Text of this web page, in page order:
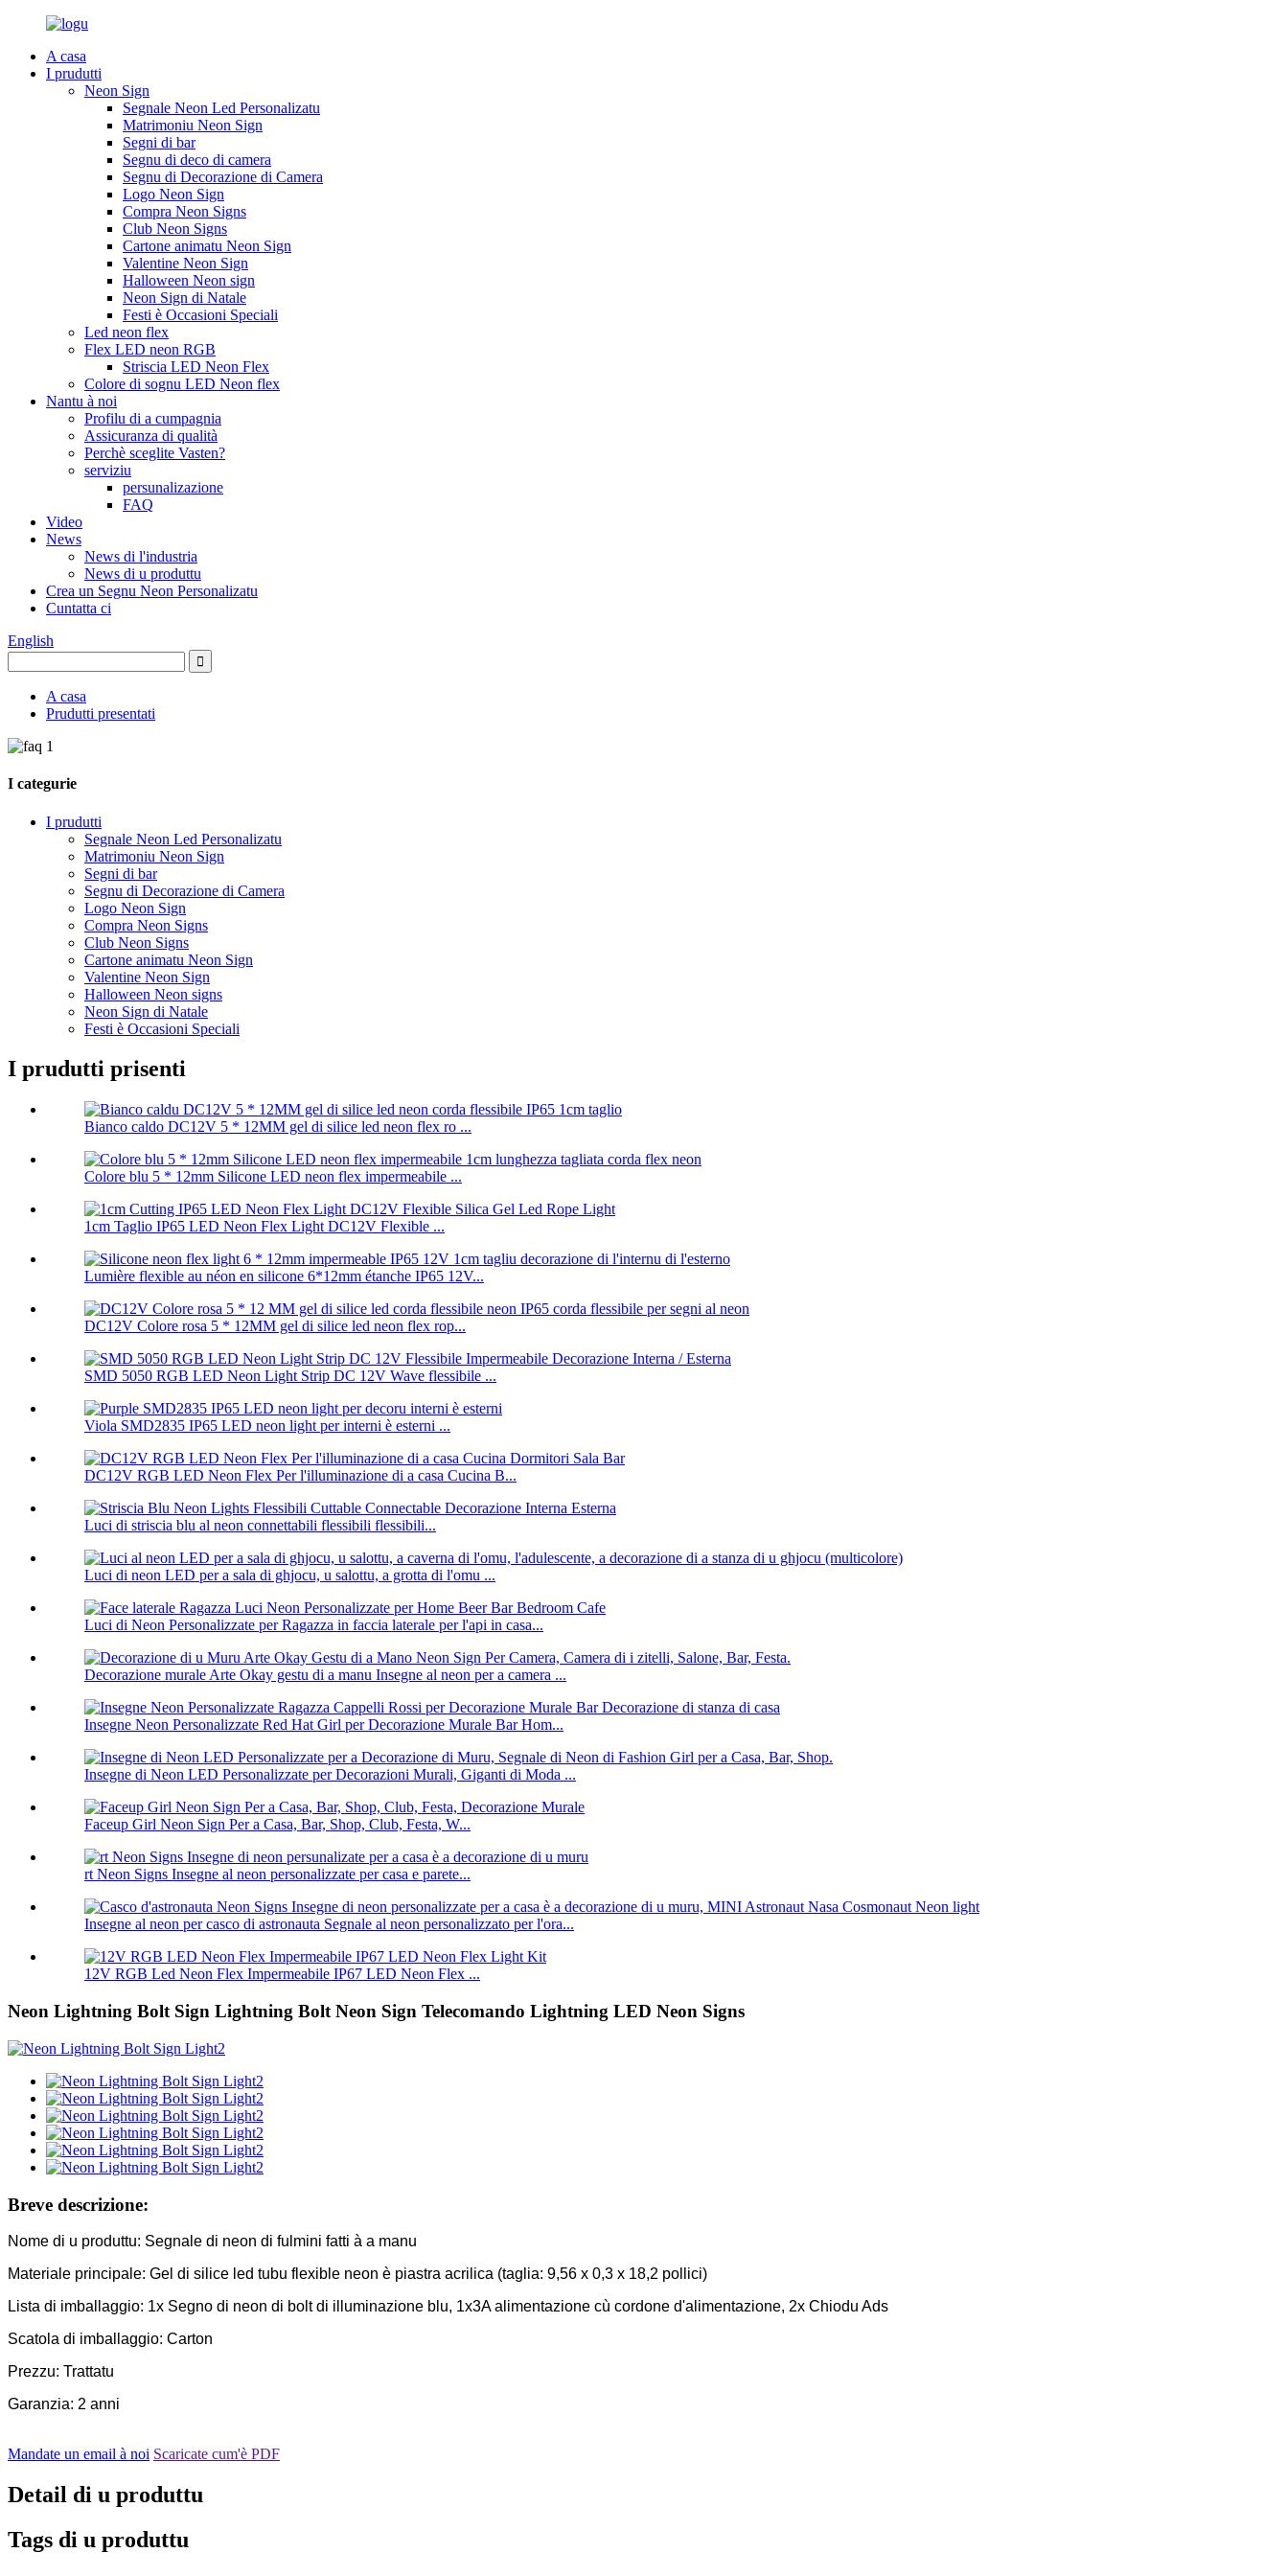
A casa
I prudutti
Neon Sign
Segnale Neon Led Personalizatu
Matrimoniu Neon Sign
Segni di bar
Segnu di deco di camera
Segnu di Decorazione di Camera
Logo Neon Sign
Compra Neon Signs
Club Neon Signs
Cartone animatu Neon Sign
Valentine Neon Sign
Halloween Neon sign
Neon Sign di Natale
Festi è Occasioni Speciali
Led neon flex
Flex LED neon RGB
Striscia LED Neon Flex
Colore di sognu LED Neon flex
Nantu à noi
Profilu di a cumpagnia
Assicuranza di qualità
Perchè sceglite Vasten?
serviziu
persunalizazione
FAQ
Video
News
News di l'industria
News di u produttu
Crea un Segnu Neon Personalizatu
Cuntatta ci
English
A casa
Prudutti presentati
I categurie
I prudutti
Segnale Neon Led Personalizatu
Matrimoniu Neon Sign
Segni di bar
Segnu di Decorazione di Camera
Logo Neon Sign
Compra Neon Signs
Club Neon Signs
Cartone animatu Neon Sign
Valentine Neon Sign
Halloween Neon signs
Neon Sign di Natale
Festi è Occasioni Speciali
I prudutti prisenti
Bianco caldo DC12V 5 * 12MM gel di silice led neon flex ro ...
Colore blu 5 * 12mm Silicone LED neon flex impermeabile ...
1cm Taglio IP65 LED Neon Flex Light DC12V Flexible ...
Lumière flexible au néon en silicone 6*12mm étanche IP65 12V...
DC12V Colore rosa 5 * 12MM gel di silice led neon flex rop...
SMD 5050 RGB LED Neon Light Strip DC 12V Wave flessibile ...
Viola SMD2835 IP65 LED neon light per interni è esterni ...
DC12V RGB LED Neon Flex Per l'illuminazione di a casa Cucina B...
Luci di striscia blu al neon connettabili flessibili flessibili...
Luci di neon LED per a sala di ghjocu, u salottu, a grotta di l'omu ...
Luci di Neon Personalizzate per Ragazza in faccia laterale per l'api in casa...
Decorazione murale Arte Okay gestu di a manu Insegne al neon per a camera ...
Insegne Neon Personalizzate Red Hat Girl per Decorazione Murale Bar Hom...
Insegne di Neon LED Personalizzate per Decorazioni Murali, Giganti di Moda ...
Faceup Girl Neon Sign Per a Casa, Bar, Shop, Club, Festa, W...
rt Neon Signs Insegne al neon personalizzate per casa e parete...
Insegne al neon per casco di astronauta Segnale al neon personalizzato per l'ora...
12V RGB Led Neon Flex Impermeabile IP67 LED Neon Flex ...
Neon Lightning Bolt Sign Lightning Bolt Neon Sign Telecomando Lightning LED Neon Signs
Breve descrizione:
Nome di u produttu: Segnale di neon di fulmini fatti à a manu
Materiale principale: Gel di silice led tubu flexible neon è piastra acrilica (taglia: 9,56 x 0,3 x 18,2 pollici)
Lista di imballaggio: 1x Segno di neon di bolt di illuminazione blu, 1x3A alimentazione cù cordone d'alimentazione, 2x Chiodu Ads
Scatola di imballaggio: Carton
Prezzu: Trattatu
Garanzia: 2 anni
Mandate un email à noi Scaricate cum'è PDF
Detail di u produttu
Tags di u produttu